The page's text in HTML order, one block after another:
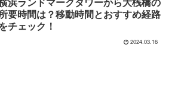
要時間は？移動時間とおすすめ経路
チェック！
2024.03.16